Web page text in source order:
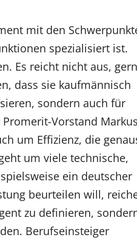
mit den
spezialisiert ist.
Es reicht nicht aus,
dass sie kaufmännisch
sondern auch für
Vorstand Markus
um Effizienz, die
um viele technische,
ein deutscher
beurteilen will,
zu definieren,
Berufseinsteiger